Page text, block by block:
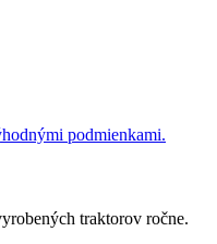
podmienkami.
traktorov ročne.